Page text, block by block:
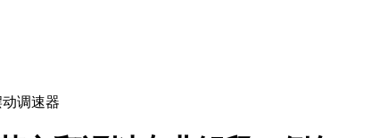
动调速器